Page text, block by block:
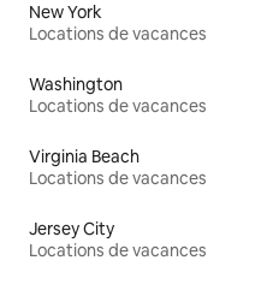
New York
Locations de vacances
Washington
Locations de vacances
Virginia Beach
Locations de vacances
Jersey City
Locations de vacances